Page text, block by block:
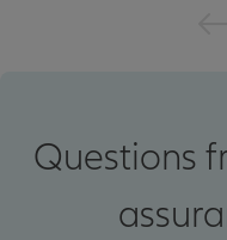
Questions